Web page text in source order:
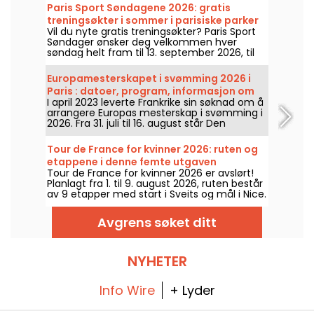
Paris Sport Søndagene 2026: gratis
treningsøkter i sommer i parisiske parker
Vil du nyte gratis treningsøkter? Paris Sport
Søndager ønsker deg velkommen hver
søndag helt fram til 13. september 2026, til
gratis trening uten påmelding!
Europamesterskapet i svømming 2026 i
Paris : datoer, program, informasjon om
konkurransen
I april 2023 leverte Frankrike sin søknad om å
arrangere Europas mesterskap i svømming i
2026. Fra 31. juli til 16. august står Den
Olympiske Svømmehallen klar til å heie på
svømmerne våre. Her er alt du trenger å vite
om konkurransen og øvelsene!
Tour de France for kvinner 2026: ruten og
etappene i denne femte utgaven
Tour de France for kvinner 2026 er avslørt!
Planlagt fra 1. til 9. august 2026, ruten består
av 9 etapper med start i Sveits og mål i Nice.
Oppdag hva som venter oss i år.
Avgrens søket ditt
NYHETER
Info Wire + Lyder